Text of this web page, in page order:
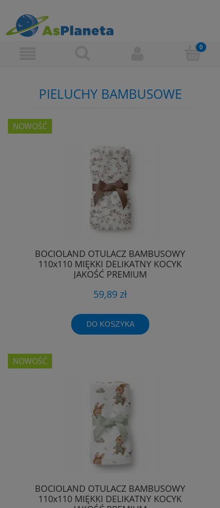
PIELUCHY BAMBUSOWE
BOCIOLAND OTULACZ BAMBUSOWY
110x110 MIĘKKI DELIKATNY KOCYK
JAKOŚĆ PREMIUM
59,89 zł
DO KOSZYKA
NOWOŚĆ
BOCIOLAND OTULACZ BAMBUSOWY
110x110 MIĘKKI DELIKATNY KOCYK
NOWOŚĆ